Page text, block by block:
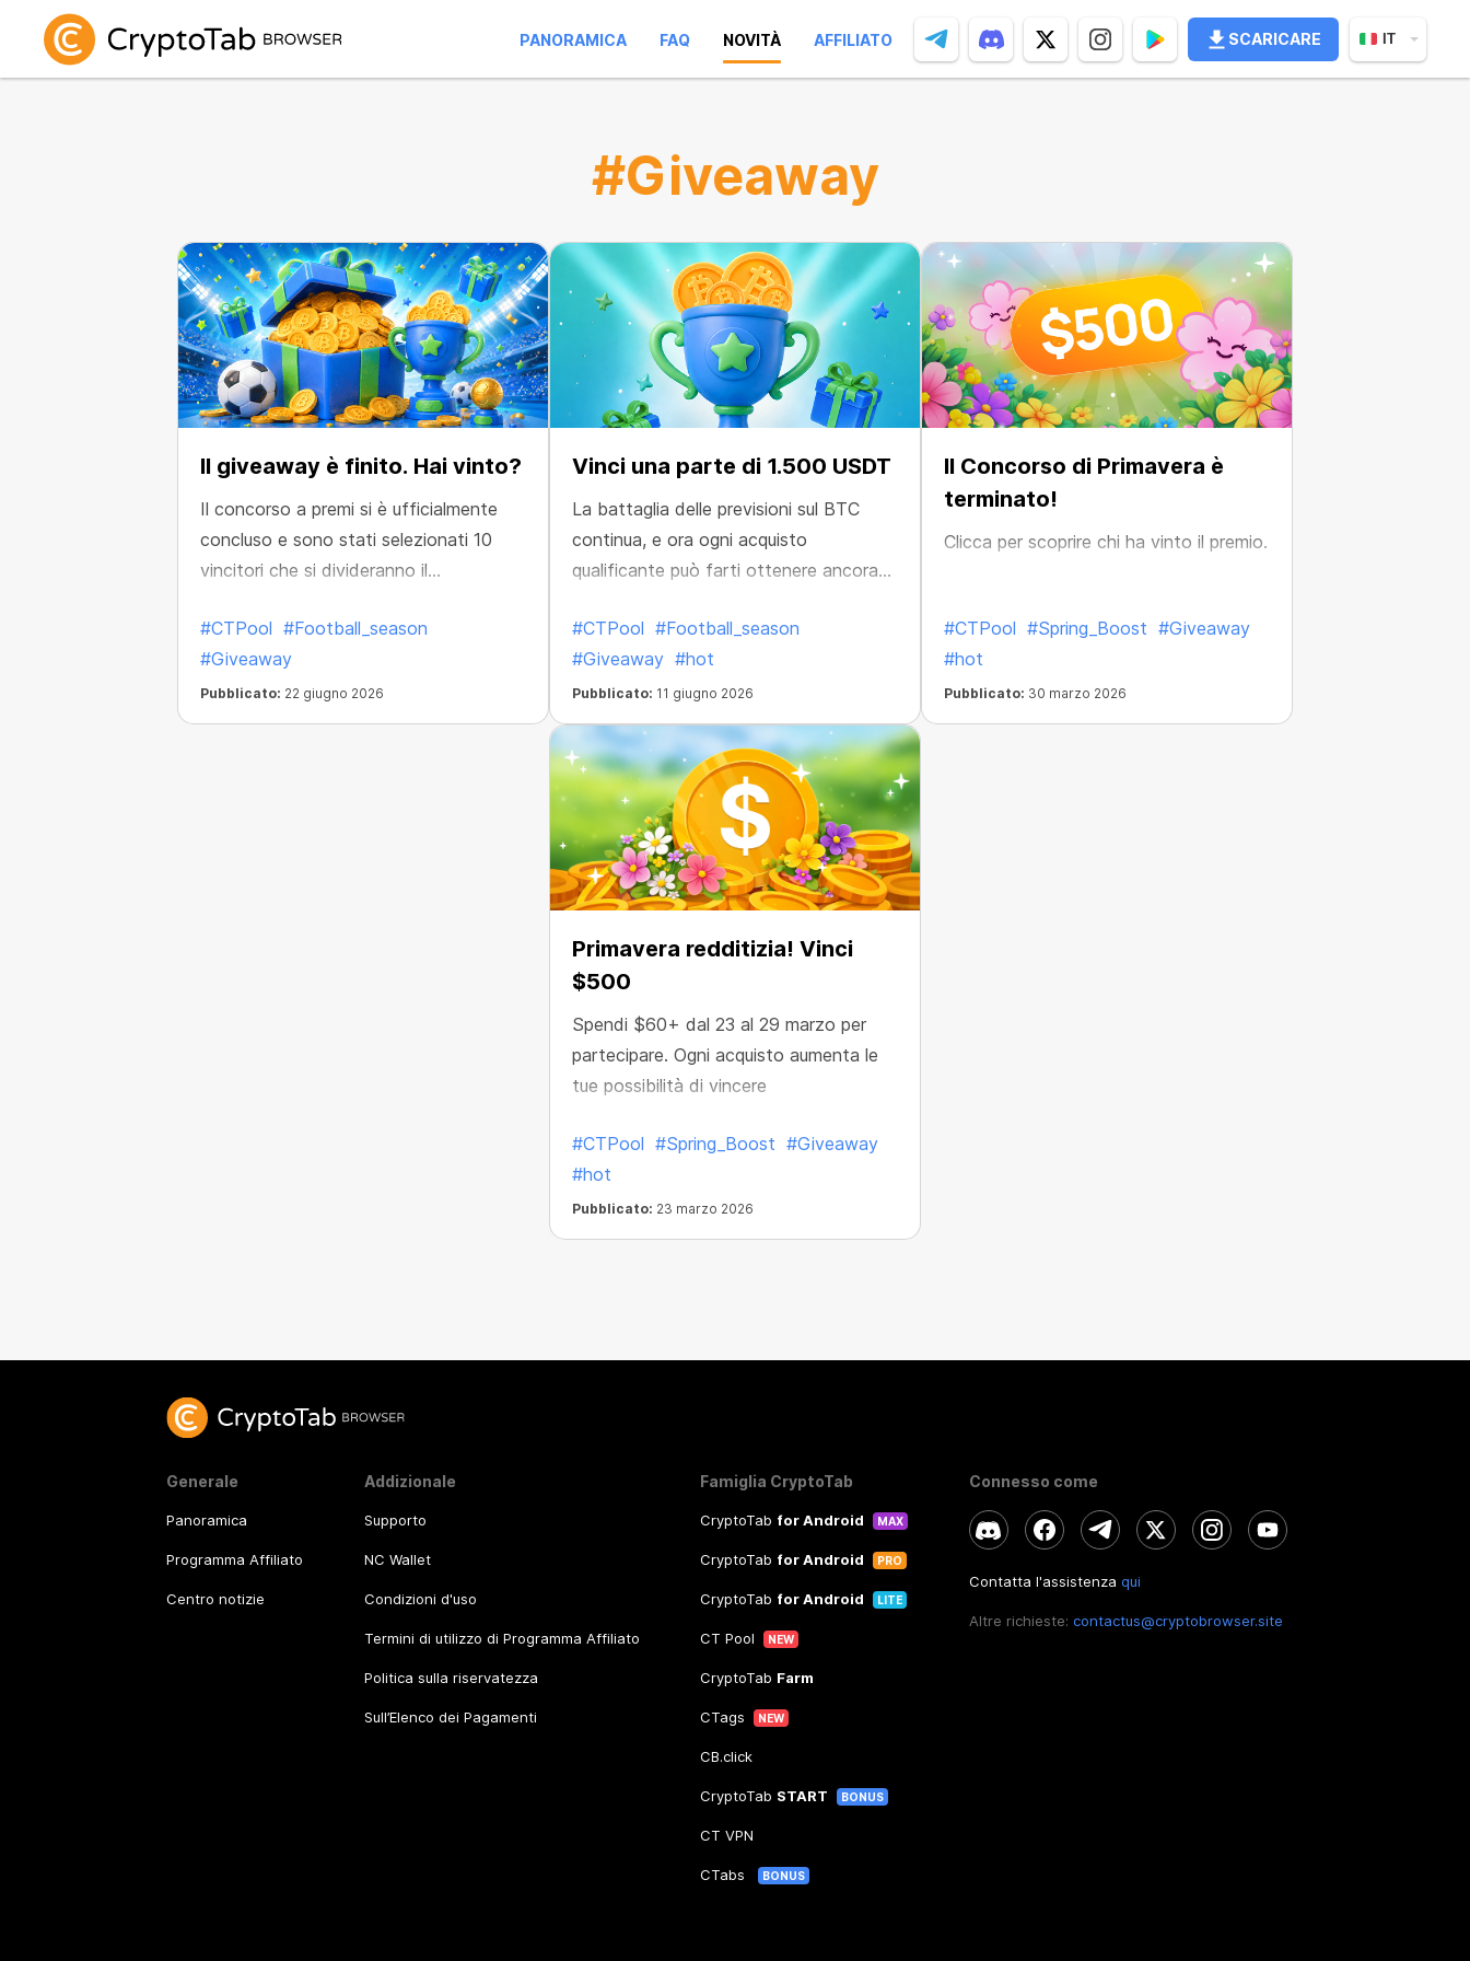
PANORAMICA FAQ NOVITÀ AFFILIATO SCARICARE IT
#Giveaway
Il giveaway è finito. Hai vinto?
Il concorso a premi si è ufficialmente
concluso e sono stati selezionati 10
vincitori che si divideranno il
#CTPool #Football_season
#Giveaway
Pubblicato: 22 giugno 2026
Vinci una parte di 1.500 USDT
La battaglia delle previsioni sul BTC
continua, e ora ogni acquisto
qualificante può farti ottenere ancora
#CTPool #Football_season
#Giveaway #hot
Pubblicato: 11 giugno 2026
Il Concorso di Primavera è
terminato!
Clicca per scoprire chi ha vinto il premio.
#CTPool #Spring_Boost #Giveaway
#hot
Pubblicato: 30 marzo 2026
Primavera redditizia! Vinci
$500
Spendi $60+ dal 23 al 29 marzo per
partecipare. Ogni acquisto aumenta le
tue possibilità di vincere
#CTPool #Spring_Boost #Giveaway
#hot
Pubblicato: 23 marzo 2026
Generale
Panoramica
Programma Affiliato
Centro notizie
Addizionale
Supporto
NC Wallet
Condizioni d'uso
Termini di utilizzo di Programma Affiliato
Politica sulla riservatezza
Sull’Elenco dei Pagamenti
Famiglia CryptoTab
CryptoTab for Android MAX
CryptoTab for Android PRO
CryptoTab for Android LITE
CT Pool NEW
CryptoTab Farm
CTags NEW
CB.click
CryptoTab START BONUS
CT VPN
CTabs BONUS
Connesso come
Contatta l'assistenza qui
Altre richieste: contactus@cryptobrowser.site